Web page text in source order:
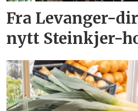
Fra Levanger-
nytt Steinkjer-